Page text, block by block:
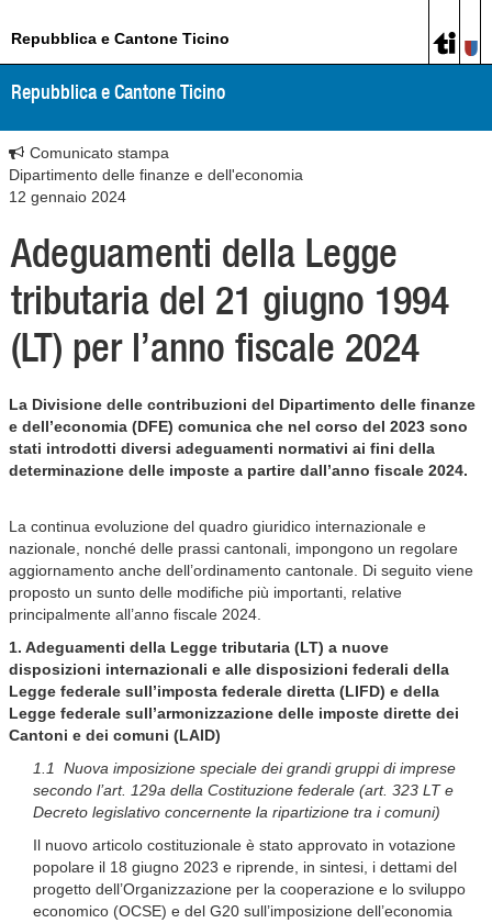
Repubblica e Cantone Ticino
Repubblica e Cantone Ticino
Comunicato stampa
Dipartimento delle finanze e dell'economia
12 gennaio 2024
Adeguamenti della Legge
tributaria del 21 giugno 1994
(LT) per l’anno fiscale 2024
La Divisione delle contribuzioni del Dipartimento delle finanze
e dell’economia (DFE) comunica che nel corso del 2023 sono
stati introdotti diversi adeguamenti normativi ai fini della
determinazione delle imposte a partire dall’anno fiscale 2024.
La continua evoluzione del quadro giuridico internazionale e
nazionale, nonché delle prassi cantonali, impongono un regolare
aggiornamento anche dell’ordinamento cantonale. Di seguito viene
proposto un sunto delle modifiche più importanti, relative
principalmente all’anno fiscale 2024.
1. Adeguamenti della Legge tributaria (LT) a nuove
disposizioni internazionali e alle disposizioni federali della
Legge federale sull’imposta federale diretta (LIFD) e della
Legge federale sull’armonizzazione delle imposte dirette dei
Cantoni e dei comuni (LAID)
1.1 Nuova imposizione speciale dei grandi gruppi di imprese
secondo l’art. 129a della Costituzione federale (art. 323 LT e
Decreto legislativo concernente la ripartizione tra i comuni)
Il nuovo articolo costituzionale è stato approvato in votazione
popolare il 18 giugno 2023 e riprende, in sintesi, i dettami del
progetto dell’Organizzazione per la cooperazione e lo sviluppo
economico (OCSE) e del G20 sull’imposizione dell’economia